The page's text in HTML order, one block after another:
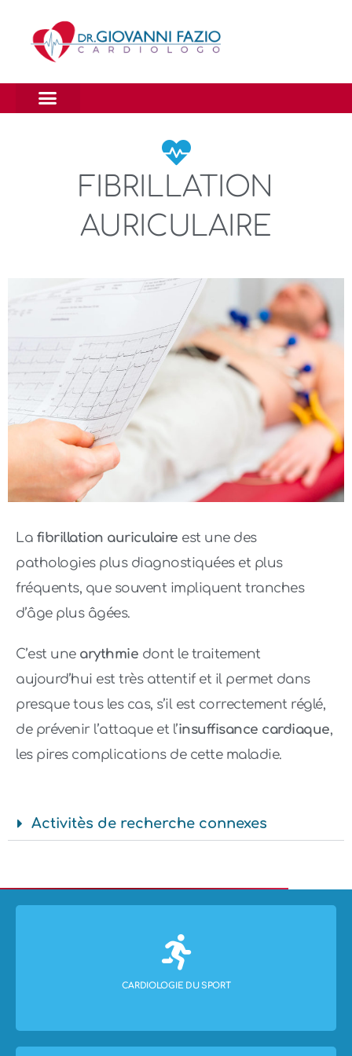
FIBRILLATION
AURICULAIRE
La fibrillation auriculaire est une des
pathologies plus diagnostiquées et plus
fréquents, que souvent impliquent tranches
d’âge plus âgées.
C’est une arythmie dont le traitement
aujourd’hui est très attentif et il permet dans
presque tous les cas, s’il est correctement réglé,
de prévenir l’attaque et l’insuffisance cardiaque,
les pires complications de cette maladie.
Activitès de recherche connexes
CARDIOLOGIE DU SPORT
EN SAVOIR PLUS